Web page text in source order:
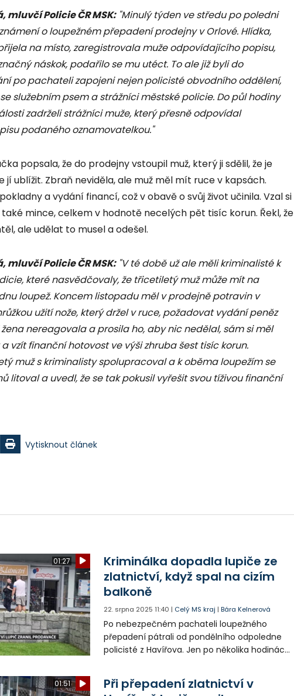
mluvčí Policie ČR MSK:"Minulý týden ve středu po poledni
o loupežném přepadení prodejny v Orlové. Hlídka,
na místo, zaregistrovala muže odpovídajícího popisu,
náskok, podařilo se mu utéct. To ale již byli do
po pachateli zapojeni nejen policisté obvodního oddělení,
služebním psem a strážníci městské policie. Do půl hodiny
zadrželi strážníci muže, který přesně odpovídal
podaného oznamovatelkou."
popsala, že do prodejny vstoupil muž, který ji sdělil, že je
jí ublížit. Zbraň neviděla, ale muž měl mít ruce v kapsách.
a vydání financí, což v obavě o svůj život učinila. Vzal si
mince, celkem v hodnotě necelých pět tisíc korun. Řekl, že
ale udělat to musel a odešel.
mluvčí Policie ČR MSK:"V té době už ale měli kriminalisté k
které nasvědčovaly, že třicetiletý muž může mít na
loupež. Koncem listopadu měl v prodejně potravin v
užití nože, který držel v ruce, požadovat vydání peněz
žena nereagovala a prosila ho, aby nic nedělal, sám si měl
vzít finanční hotovost ve výši zhruba šest tisíc korun.
muž s kriminalisty spolupracoval a k oběma loupežím se
litoval a uvedl, že se tak pokusil vyřešit svou tíživou finanční
Vytisknout článek
01:27
Kriminálka dopadla lupiče ze
zlatnictví, když spal na cizím
balkoně
22. srpna 2025 11:40 | Celý MS kraj |Bára Kelnerová
Po nebezpečném pachateli loupežného
přepadení pátrali od pondělního odpoledne
policisté z Havířova. Jen po několika hodinách
01:51
Při přepadení zlatnictví v